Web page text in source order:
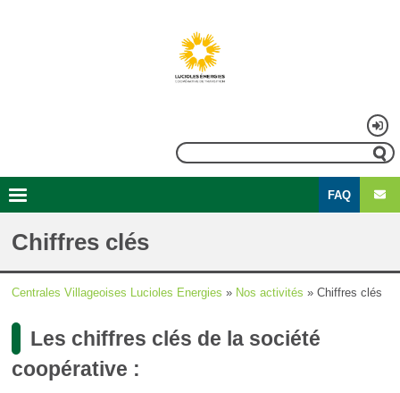
Rechercher
compte
de
Navigation
principale
FAQ
Chiffres clés
d'Ariane
Centrales Villageoises Lucioles Energies Nos activités Chiffres clés
Les chiffres clés de la société
coopérative :